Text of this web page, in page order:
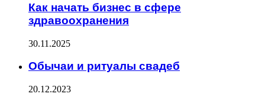
Как начать бизнес в сфере
здравоохранения
30.11.2025
Обычаи и ритуалы свадеб
20.12.2023